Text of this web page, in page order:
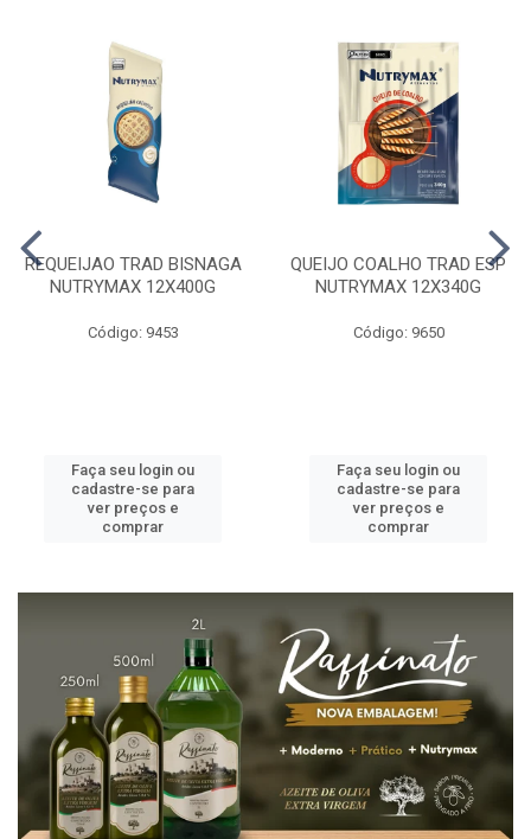
REQUEIJAO TRAD BISNAGA
NUTRYMAX 12X400G
Código: 9453
Faça seu login ou
cadastre-se para
ver preços e
comprar
QUEIJO COALHO TRAD ESP
NUTRYMAX 12X340G
Código: 9650
Faça seu login ou
cadastre-se para
ver preços e
comprar